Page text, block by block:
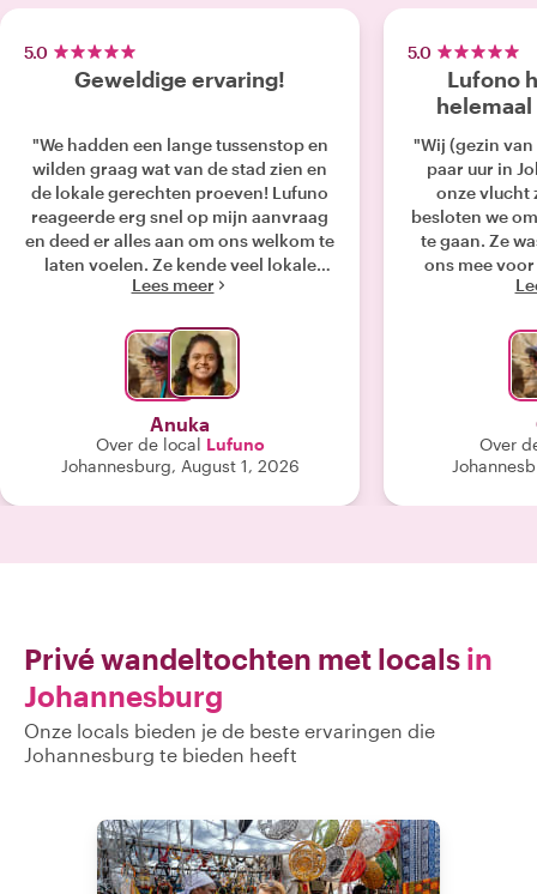
5.0
Geweldige ervaring!
"We hadden een lange tussenstop en
wilden graag wat van de stad zien en
de lokale gerechten proeven! Lufuno
reageerde erg snel op mijn aanvraag
en deed er alles aan om ons welkom te
laten voelen. Ze kende veel lokale
plekjes met heerlijk eten en wist ons
lokale gemeenschap te steunen
tijdens onze tour. We vonden het
vooral erg leuk om verhalen te horen
over het lokale leven en haar eigen
ervaringen. We begonnen als
vreemden en gingen weg als
vrienden!"
Lees meer
Anuka
Over de local Lufuno
Johannesburg, August 1, 2026
5.0
Lufono
"Wij (gezin
paar uur in
onze vlucht
besloten we
te gaan. Ze
ons mee
door Newton
die te
geweest.
blij dat we
historische
waar je
Over
Privé wandeltochten met locals in
Johannesburg
Onze locals bieden je de beste ervaringen die
Johannesburg te bieden heeft